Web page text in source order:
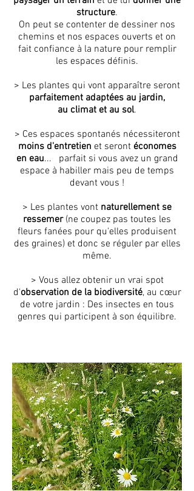
structure.
On peut se contenter de dessiner nos
chemins et nos espaces ouverts et on
fait confiance à la nature pour remplir
les espaces définis.
> Les plantes qui vont apparaître seront
parfaitement adaptées au jardin,
au climat et au sol.
> Ces espaces spontanés nécessiteront
moins d'entretien et seront économes
en eau... parfait si vous avez un grand
espace à habiller mais peu de temps
devant vous !
> Les plantes vont naturellement se
ressemer(ne coupez pas toutes les
fleurs fanées pour qu'elles produisent
des graines) et donc se réguler par elles
même.
> Vous allez obtenir un vrai spot
d'observation de la biodiversité, au cœur
de votre jardin : Des insectes en tous
genres qui participent à son équilibre.